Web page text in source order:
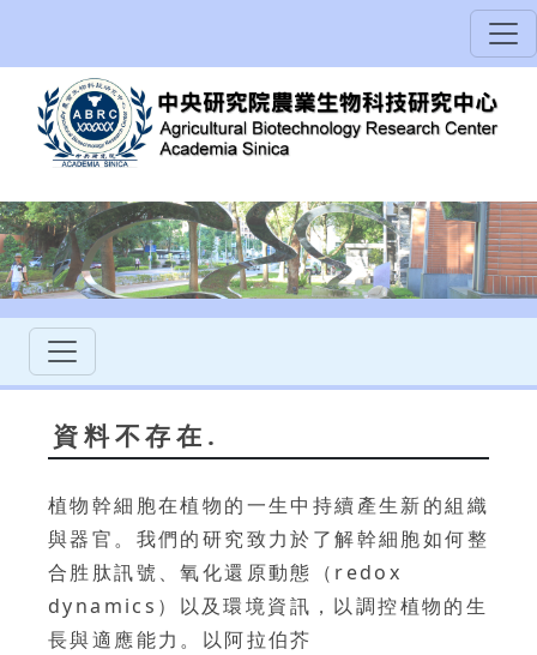
資料不存在.
植物幹細胞在植物的一生中持續產生新的組織
與器官。我們的研究致力於了解幹細胞如何整
合胜肽訊號、氧化還原動態（redox
dynamics）以及環境資訊，以調控植物的生
長與適應能力。以阿拉伯芥